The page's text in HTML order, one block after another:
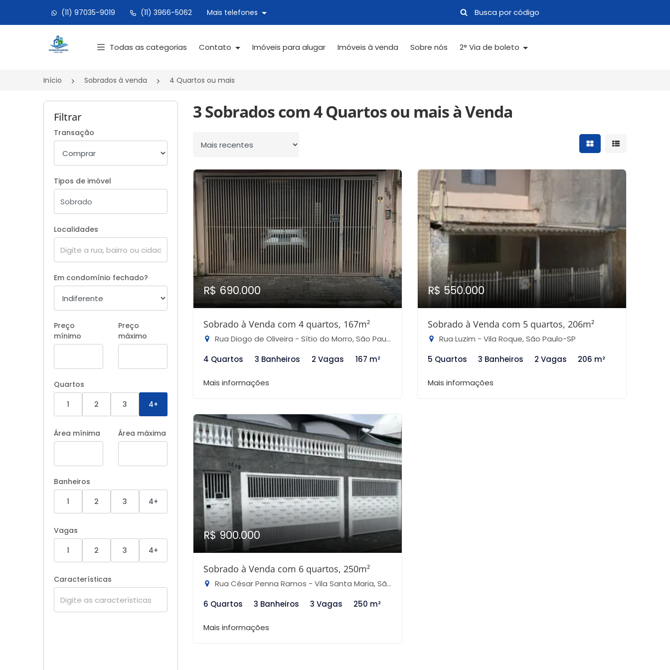
(11) 97035-9019 (11) 3966-5062 Mais telefones
Página inicial
Todas as categorias Contato Imóveis para alugar Imóveis à venda Sobre nós 2° Via de boleto
Início Sobrados à venda 4 Quartos ou mais
Filtrar
Transação
Tipos de imóvel
Localidades
Em condomínio fechado?
Preço
mínimo
Preço
máximo
Quartos
1
2 3 4+
Área mínima Área máxima
Banheiros
1
2 3 4+
Vagas
1
2 3 4+
Características
3 Sobrados com 4 Quartos ou mais à Venda
Ordenar por Mostrar resultados
Mostrar
R$ 690.000
Sobrado à Venda com 4 quartos, 167m²
Rua Diogo de Oliveira - Sítio do Morro, São Paulo-SP
4 Quartos
3 Banheiros 2 Vagas 167 m²
Mais informações
R$ 550.000
Sobrado à Venda com 5 quartos, 206m²
Rua Luzim - Vila Roque, São Paulo-SP
5 Quartos
3 Banheiros 2 Vagas 206 m²
Mais informações
R$ 900.000
Sobrado à Venda com 6 quartos, 250m²
Rua César Penna Ramos - Vila Santa Maria, São Paulo-SP
6 Quartos
3 Banheiros 3 Vagas 250 m²
Mais informações